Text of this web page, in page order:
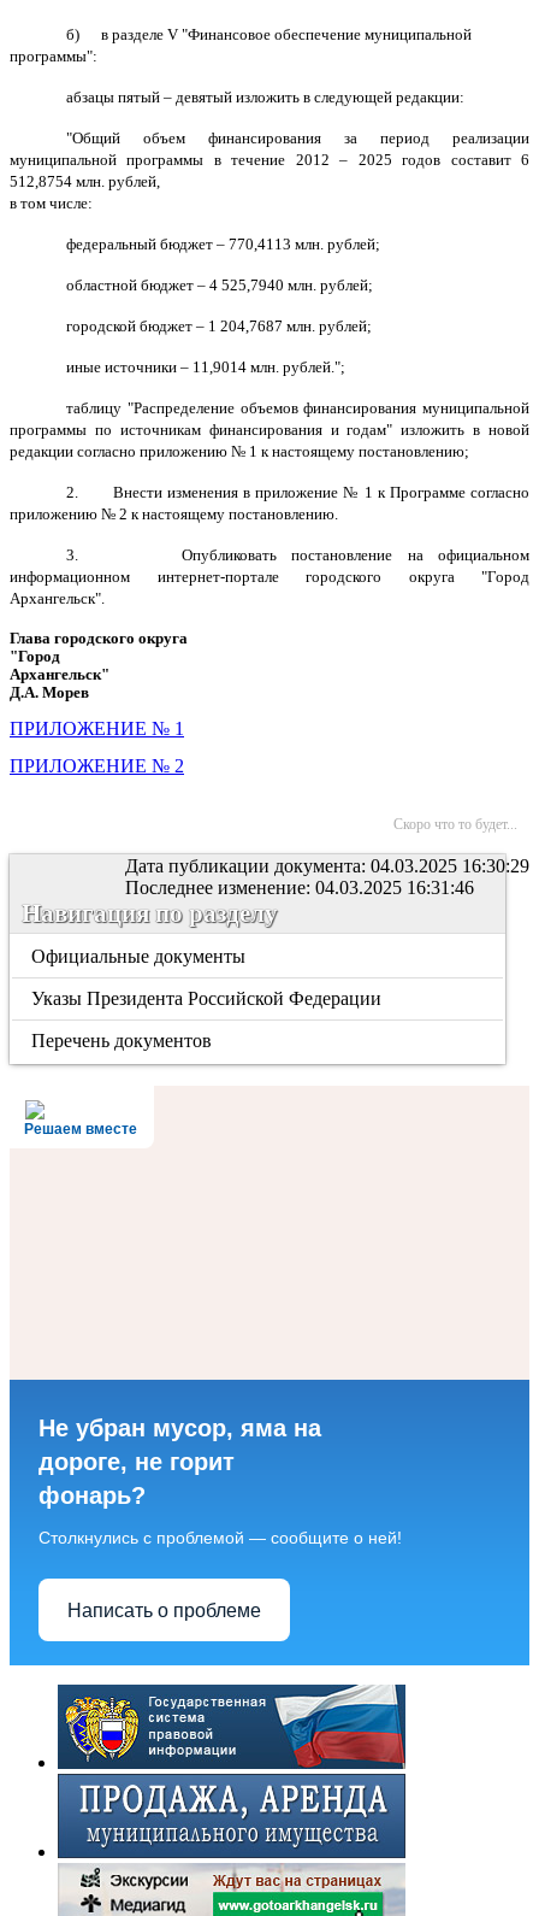
б) в разделе V "Финансовое обеспечение муниципальной
программы":
абзацы пятый – девятый изложить в следующей редакции:
"Общий объем финансирования за период реализации
муниципальной программы в течение 2012 – 2025 годов составит 6
512,8754 млн. рублей,
в том числе:
федеральный бюджет – 770,4113 млн. рублей;
областной бюджет – 4 525,7940 млн. рублей;
городской бюджет – 1 204,7687 млн. рублей;
иные источники – 11,9014 млн. рублей.";
таблицу "Распределение объемов финансирования муниципальной
программы по источникам финансирования и годам" изложить в новой
редакции согласно приложению № 1 к настоящему постановлению;
2. Внести изменения в приложение № 1 к Программе согласно
приложению № 2 к настоящему постановлению.
3. Опубликовать постановление на официальном
информационном интернет-портале городского округа "Город
Архангельск".
Глава городского округа
"Город
Архангельск"
Д.А. Морев
ПРИЛОЖЕНИЕ № 1
ПРИЛОЖЕНИЕ № 2
Скоро что то будет...
Дата публикации документа: 04.03.2025 16:30:29
Последнее изменение: 04.03.2025 16:31:46
Навигация по разделу
Официальные документы
Указы Президента Российской Федерации
Перечень документов
Решаем вместе
Не убран мусор, яма на
дороге, не горит
фонарь?
Столкнулись с проблемой — сообщите о ней!
Написать о проблеме